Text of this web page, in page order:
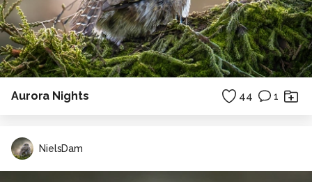
Aurora Nights 44 1
NielsDam